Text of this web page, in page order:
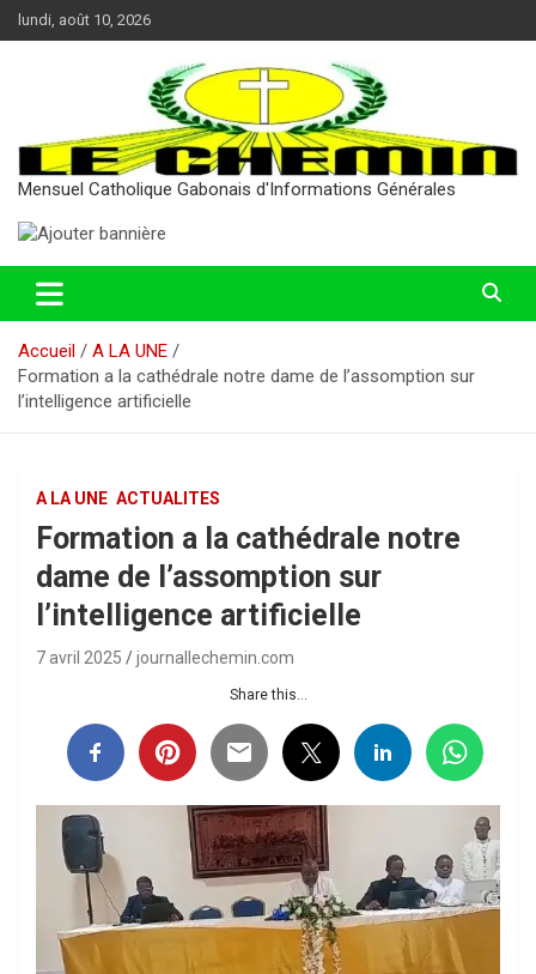
Aller
au
lundi, août 10, 2026
Mensuel Catholique Gabonais d'Informations Générales
Accueil
A LA UNE
Formation a la cathédrale notre dame de l’assomption sur
l’intelligence artificielle
A LA UNE ACTUALITES
Formation a la cathédrale notre
dame de l’assomption sur
l’intelligence artificielle
7 avril 2025 journallechemin.com
Share this...